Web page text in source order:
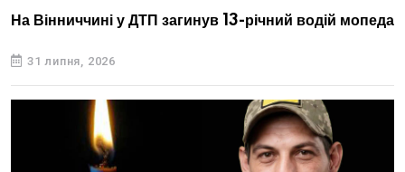
На Вінниччині у ДТП загинув 13-річний водій мопеда
31 липня, 2026